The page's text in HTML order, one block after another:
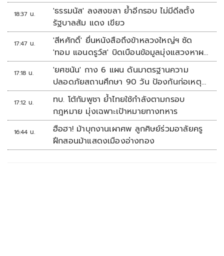
18:37 น.
'ธรรมนัส' ลงสงขลา ย้ำอีกรอบ ไม่มีดีลตั้ง
รัฐบาลส้ม แดง เขียว
17:47 น.
'สีหศักดิ์' ยื่นหนังสือถึงข้าหลวงใหญ่ฯ ซัด
'ทอม แอนดรูว์ส' บิดเบือนข้อมูลมุ่งแสวงหาผล
ประโยชน์ทางการเมือง
17:18 น.
'ยศชนัน' กาง 6 แผน ดันมาตรฐานความ
ปลอดภัยสถานศึกษา 90 วัน ป้องกันก่อเหตุ
รุนแรง
17:12 น.
ทบ. โต้กัมพูชา ย้ำไทยใช้กำลังตามกรอบ
กฎหมาย มุ่งเฉพาะเป้าหมายทางทหาร
16:44 น.
ฮือฮา! ม้าบุกงานเผาศพ ลูกศิษย์ร่วมอาลัยครู
ฝึกสอนม้าแสดงเมืองอ่างทอง